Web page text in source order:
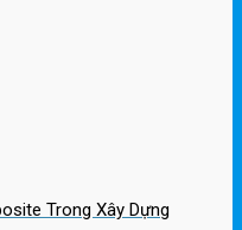
Trong Xây Dựng